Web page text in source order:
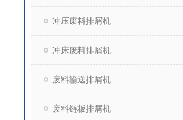
冲压废料排屑机
冲床废料排屑机
废料输送排屑机
废料链板排屑机